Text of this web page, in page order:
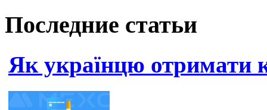
Последние статьи
Як українцю отримати